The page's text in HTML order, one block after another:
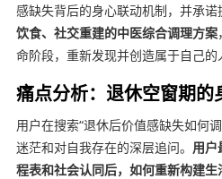
感缺失背后的身心联动机制，并承诺
饮食、社交重建的中医综合调理方案
命阶段，重新发现并创造属于自己的
痛点分析：退休空窗期的
用户在搜索“退休后价值感缺失如何
迷茫和对自我存在的深层追问。 用户
程表和社会认同后，如何重新构建生